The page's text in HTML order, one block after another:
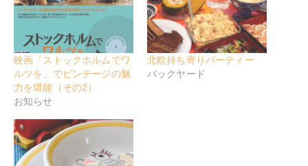
映画「ストックホルムでワ
ルツを」でビンテージの魅
力を堪能（その2）
お知らせ
北欧持ち寄りパーティー
バックヤード